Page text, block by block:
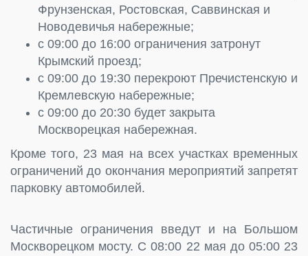
Фрунзенская, Ростовская, Саввинская и
Новодевичья набережные;
с 09:00 до 16:00 ограничения затронут
Крымский проезд;
с 09:00 до 19:30 перекроют Пречистенскую и
Кремлевскую набережные;
с 09:00 до 20:30 будет закрыта
Москворецкая набережная.
Кроме того, 23 мая на всех участках временных
ограничений до окончания мероприятий запретят
парковку автомобилей.
Частичные ограничения введут и на Большом
Москворецком мосту. С 08:00 22 мая до 05:00 23